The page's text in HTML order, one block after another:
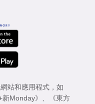
站和應用程式，如
新Monday》
《東方